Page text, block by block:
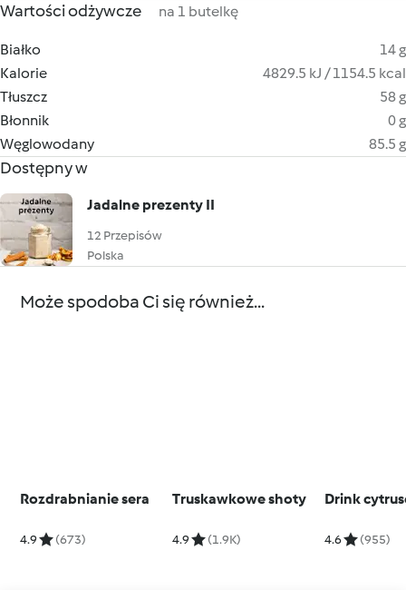
Wartości odżywcze na 1 butelkę
Białko
14 g
Kalorie
4829.5 kJ / 1154.5 kcal
Tłuszcz
58 g
Błonnik
0 g
Węglowodany
85.5 g
Dostępny w
Jadalne prezenty II
12 Przepisów
Polska
Może spodoba Ci się również...
Rozdrabnianie sera
4.9 (673)
Truskawkowe shoty
4.9 (1.9K)
Drink
4.6 (955)